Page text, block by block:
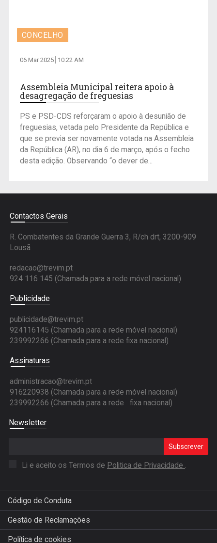
CONCELHO
06 Mar 2025 10:22 AM
Assembleia Municipal reitera apoio à
desagregação de freguesias
PS e PSD-CDS reforçaram o apoio à desunião de
freguesias, vetada pelo Presidente da República e
que se previa ser novamente votada na Assembleia
da República (AR), no dia 6 de março, após o fecho
desta edição. Observando “o dever de...
Contactos Gerais
R. Combatentes da Grande Guerra 3, R/ch drt, 3200-909
Lousã
redacao@trevim.pt
924 116 145 (Chamada para a rede móvel nacional)
Publicidade
publicidade@trevim.pt
924116145 (Chamada para a rede móvel nacional)
239992266 (Chamada para a rede fixa nacional)
Assinaturas
administracao@trevim.pt
916220938 (Chamada para a rede móvel nacional)
239992266 (Chamada para a rede fixa nacional)
Newsletter
Subscrever
Li e aceito os Termos de Politica de Privacidade .
Código de Conduta
Gestão de Reclamações
Política de cookies